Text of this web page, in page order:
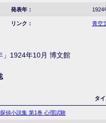
発表年： 1924
リンク： 青空
」1924年10月 博文館
タ
偵小説集 第1巻 心理試験